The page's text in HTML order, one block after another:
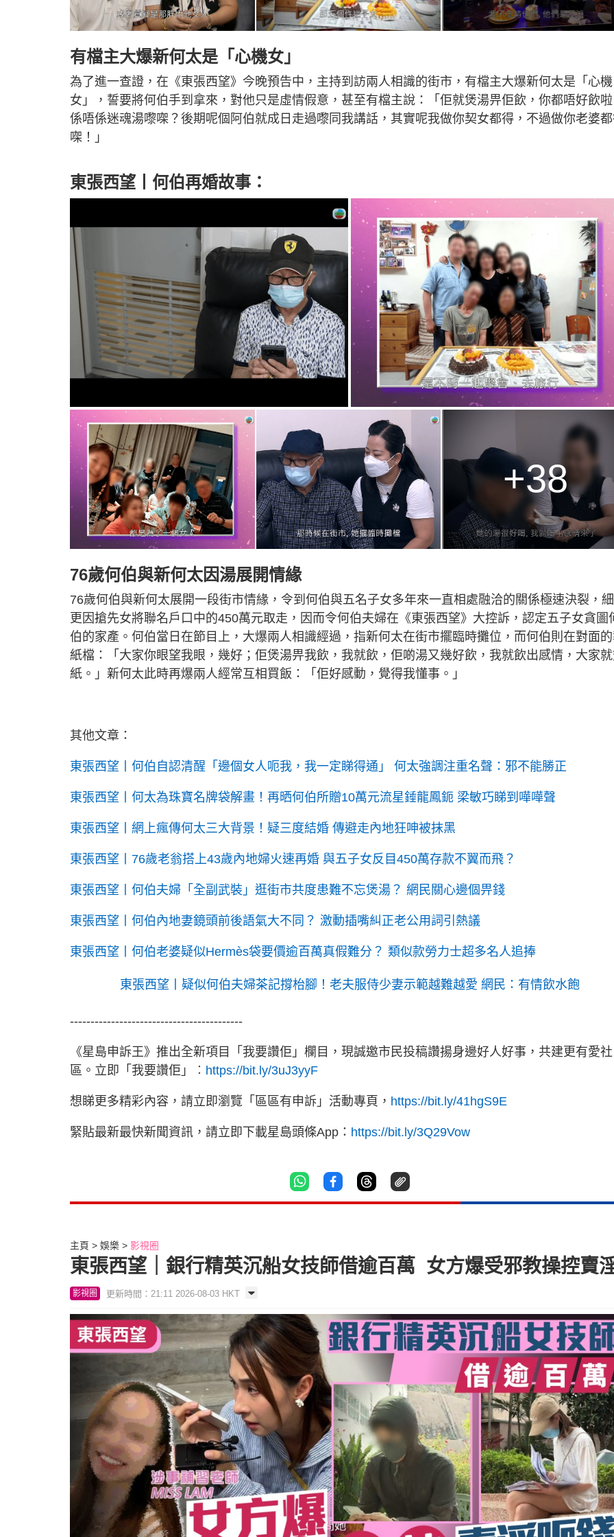
有檔主大爆新何太是「心機女」
為了進一查證，在《東張西望》今晚預告中，主持到訪兩人相識的街市，有檔主大爆新何太是「心機
女」，誓要將何伯手到拿來，對他只是虛情假意，甚至有檔主說：「佢就煲湯畀佢飲，你都唔好飲
係唔係迷魂湯嚟㗎？後期呢個阿伯就成日走過嚟同我講話，其實呢我做你契女都得，不過做你老婆
㗎！」
東張西望丨何伯再婚故事：
+38
76歲何伯與新何太因湯展開情緣
76歲何伯與新何太展開一段街市情緣，令到何伯與五名子女多年來一直相處融洽的關係極速決裂，
更因搶先女將聯名戶口中的450萬元取走，因而令何伯夫婦在《東張西望》大控訴，認定五子女貪圖
伯的家產。何伯當日在節目上，大爆兩人相識經過，指新何太在街市擺臨時攤位，而何伯則在對面
紙檔：「大家你眼望我眼，幾好；佢煲湯畀我飲，我就飲，佢啲湯又幾好飲，我就飲出感情，大家
紙。」新何太此時再爆兩人經常互相買飯：「佢好感動，覺得我懂事。」
其他文章：
東張西望丨何伯自認清醒「邊個女人呃我，我一定睇得通」 何太強調注重名聲：邪不能勝正
東張西望丨何太為珠寶名牌袋解畫！再晒何伯所贈10萬元流星錘龍鳳鈪 梁敏巧睇到嘩嘩聲
東張西望丨網上瘋傳何太三大背景！疑三度結婚 傳避走內地狂呻被抹黑
東張西望丨76歲老翁搭上43歲內地婦火速再婚 與五子女反目450萬存款不翼而飛？
東張西望丨何伯夫婦「全副武裝」逛街市共度患難不忘煲湯？ 網民關心邊個畀錢
東張西望丨何伯內地妻鏡頭前後語氣大不同？ 激動插嘴糾正老公用詞引熱議
東張西望丨何伯老婆疑似Hermès袋要價逾百萬真假難分？ 類似款勞力士超多名人追捧
東張西望丨疑似何伯夫婦茶記撐枱腳！老夫服侍少妻示範越難越愛 網民：有情飲水飽
------------------------------------------
《星島申訴王》推出全新項目「我要讚佢」欄目，現誠邀市民投稿讚揚身邊好人好事，共建更有愛社
區。立即「我要讚佢」︰ https://bit.ly/3uJ3yyF
想睇更多精彩內容，請立即瀏覽「區區有申訴」活動專頁， https://bit.ly/41hgS9E
緊貼最新最快新聞資訊，請立即下載星島頭條App： https://bit.ly/3Q29Vow
主頁 娛樂 影視圈
東張西望｜銀行精英沉船女技師借逾百萬 女方爆受邪教操控賣
影視圈 更新時間：21:11 2026-08-03 HKT